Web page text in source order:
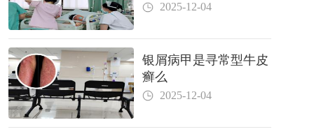
2025-12-04
银屑病甲是寻常型牛皮
癣么
2025-12-04